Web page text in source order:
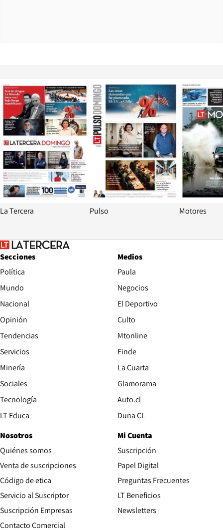
Opens in new window
La Tercera
Opens in
Pulso Motores
Secciones
Política
Mundo
Nacional
Opinión
Tendencias
Servicios
Minería
Sociales
Tecnología
LT Educa
Medios
Paula
Negocios
El Deportivo
Culto
Mtonline
Finde
La Cuarta
Glamorama
Auto.cl
Duna CL
Nosotros
Quiénes somos
Venta de suscripciones
Código de etica Opens in new window
Servicio al Suscriptor
Suscripción Empresas
Contacto Comercial
Mi Cuenta
Suscripción
Papel Digital
Preguntas Frecuentes
LT Beneficios
Newsletters